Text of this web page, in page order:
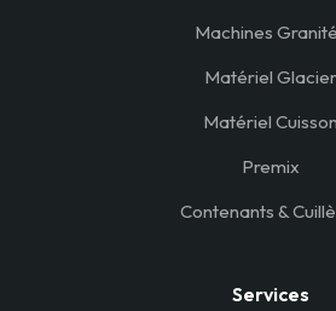
Machines
Matériel Glacier
Matériel Cuisson
Premix
Contenants &
Services